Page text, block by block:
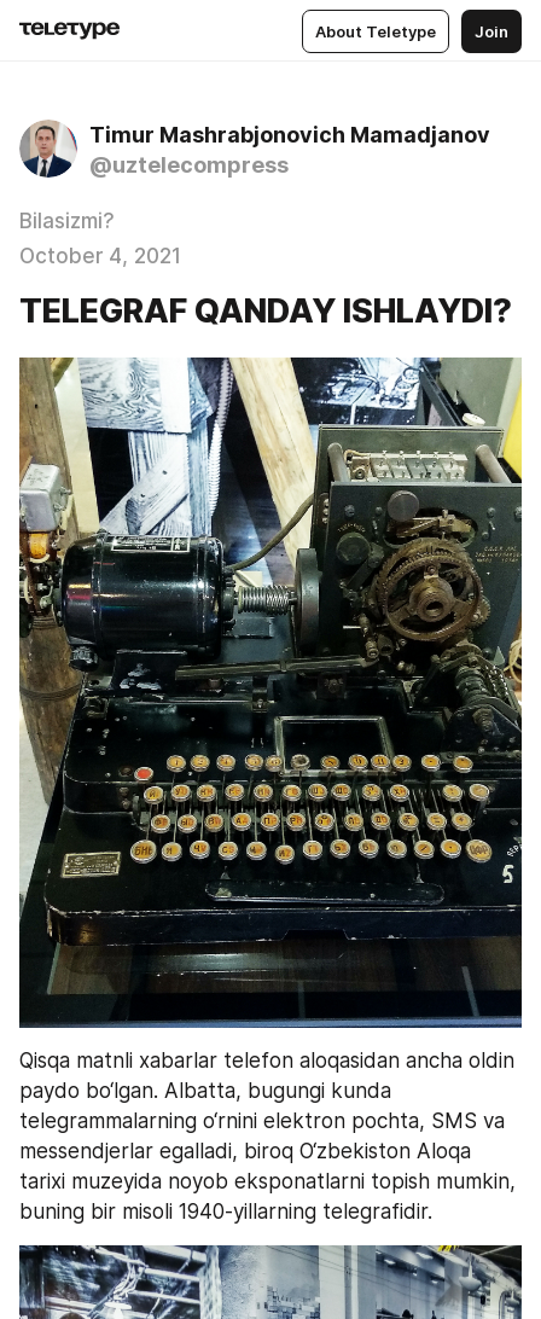
About Teletype Join
Timur Mashrabjonovich Mamadjanov
@uztelecompress
Bilasizmi?
October 4, 2021
TELEGRAF QANDAY ISHLAYDI?
Qisqa matnli xabarlar telefon aloqasidan ancha oldin
paydo bo‘lgan. Albatta, bugungi kunda
telegrammalarning o‘rnini elektron pochta, SMS va
messendjerlar egalladi, biroq O‘zbekiston Aloqa
tarixi muzeyida noyob eksponatlarni topish mumkin,
buning bir misoli 1940-yillarning telegrafidir.